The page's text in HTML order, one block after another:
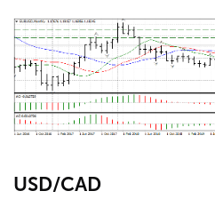
USD/CAD